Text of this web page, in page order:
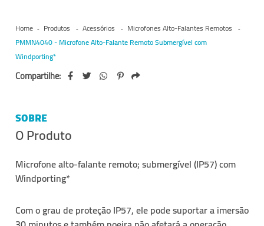
Home Produtos Acessórios
Microfones Alto-Falantes Remotos
PMMN4040 - Microfone Alto-Falante Remoto Submergível com
Windporting*
Compartilhe:
SOBRE
O Produto
Microfone alto-falante remoto; submergível (IP57) com
Windporting*
Com o grau de proteção IP57, ele pode suportar a imersão